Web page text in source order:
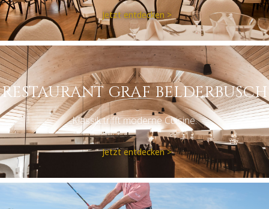
Jetzt entdecken >
RESTAURANT GRAF BELDERBUSCH
Klassik trifft moderne Cuisine.
Jetzt entdecken >